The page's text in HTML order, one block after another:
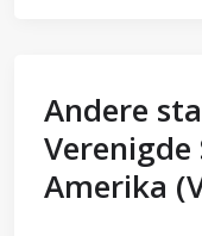
Andere
Amerika